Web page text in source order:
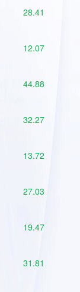
28.41
12.07
44.88
32.27
13.72
27.03
19.47
31.81